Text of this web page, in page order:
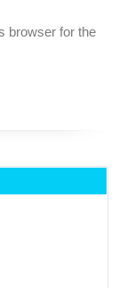
browser for the